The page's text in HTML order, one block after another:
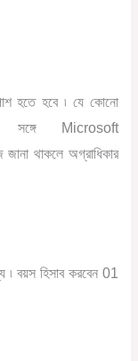
হতে হবে ৷ যে কোনো
সঙ্গে Microsoft
থাকলে অগ্রাধিকার
বয়স হিসাব করবেন 01